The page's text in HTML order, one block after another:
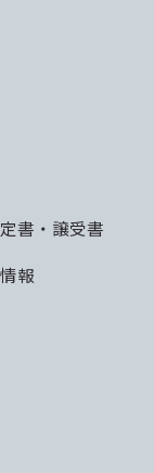
書・譲受書
報